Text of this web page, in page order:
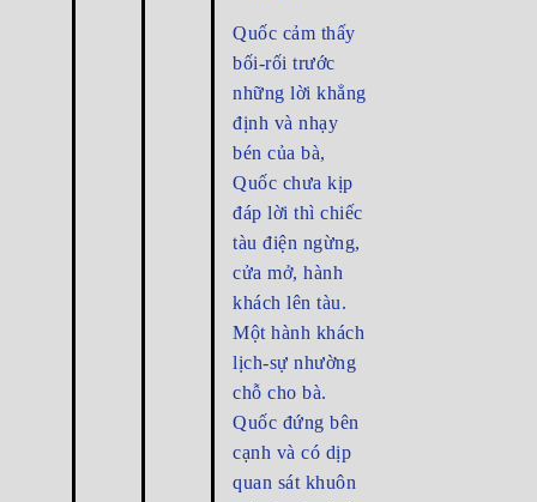
Quốc cảm thấy
bối-rối trước
những lời khẳng
định và nhạy
bén của bà,
Quốc chưa kịp
đáp lời thì chiếc
tàu điện ngừng,
cửa mở, hành
khách lên tàu.
Một hành khách
lịch-sự nhường
chỗ cho bà.
Quốc đứng bên
cạnh và có dịp
quan sát khuôn